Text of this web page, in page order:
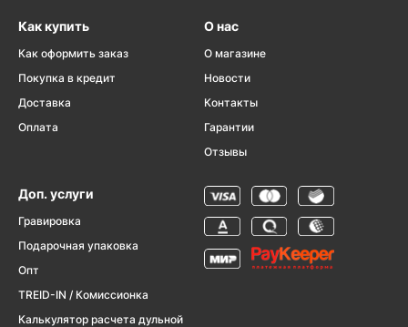
Как купить
Как оформить заказ
Покупка в кредит
Доставка
Оплата
О нас
О магазине
Новости
Контакты
Гарантии
Отзывы
Доп. услуги
Гравировка
Подарочная упаковка
Опт
TREID-IN / Комиссионка
Калькулятор расчета дульной